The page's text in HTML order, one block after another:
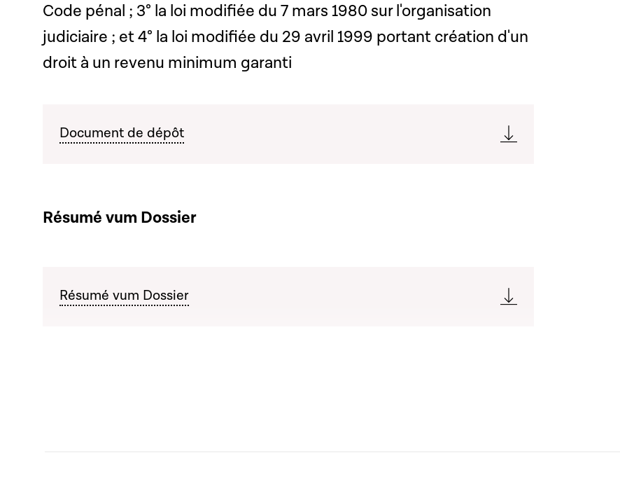
Code pénal ; 3° la loi modifiée du 7 mars 1980 sur l'organisation
judiciaire ; et 4° la loi modifiée du 29 avril 1999 portant création d'un
droit à un revenu minimum garanti
Document de dépôt
Résumé vum Dossier
Résumé vum Dossier